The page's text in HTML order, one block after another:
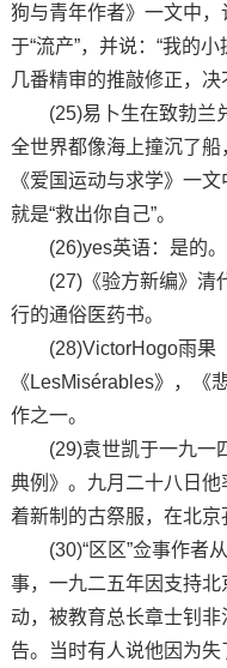
狗与青年作者》一文中
于“流产”，并说：“我的
几番精审的推敲修正，决
(25)易卜生在致勃兰兑
全世界都像海上撞沉了船
《爱国运动与求学》一
就是“救出你自己”。
(26)yes英语：是的。
(27)《验方新编》清代
行的通俗医药书。
(28)VictorHogo雨果
《LesMisérables》，《
作之一。
(29)袁世凯于一九一四
典例》。九月二十八日
着新制的古祭服，在北京
(30)“区区”佥事作者从
事，一九二五年因支持
动，被教育总长章士钊
告。当时有人说他因为失